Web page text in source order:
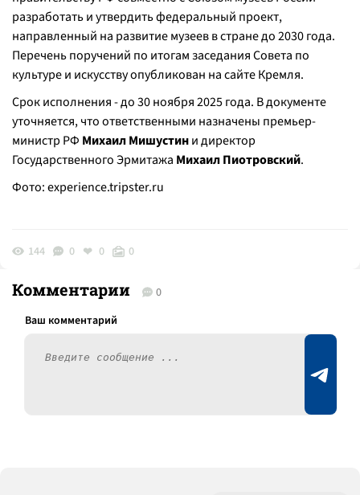
разработать и утвердить федеральный проект,
направленный на развитие музеев в стране до 2030 года.
Перечень поручений по итогам заседания Совета по
культуре и искусству опубликован на сайте Кремля.
Срок исполнения - до 30 ноября 2025 года. В документе
уточняется, что ответственными назначены премьер-
министр РФ Михаил Мишустини директор
Государственного Эрмитажа Михаил Пиотровский.
Фото:experience.tripster.ru
144 0 0 0
Комментарии 0